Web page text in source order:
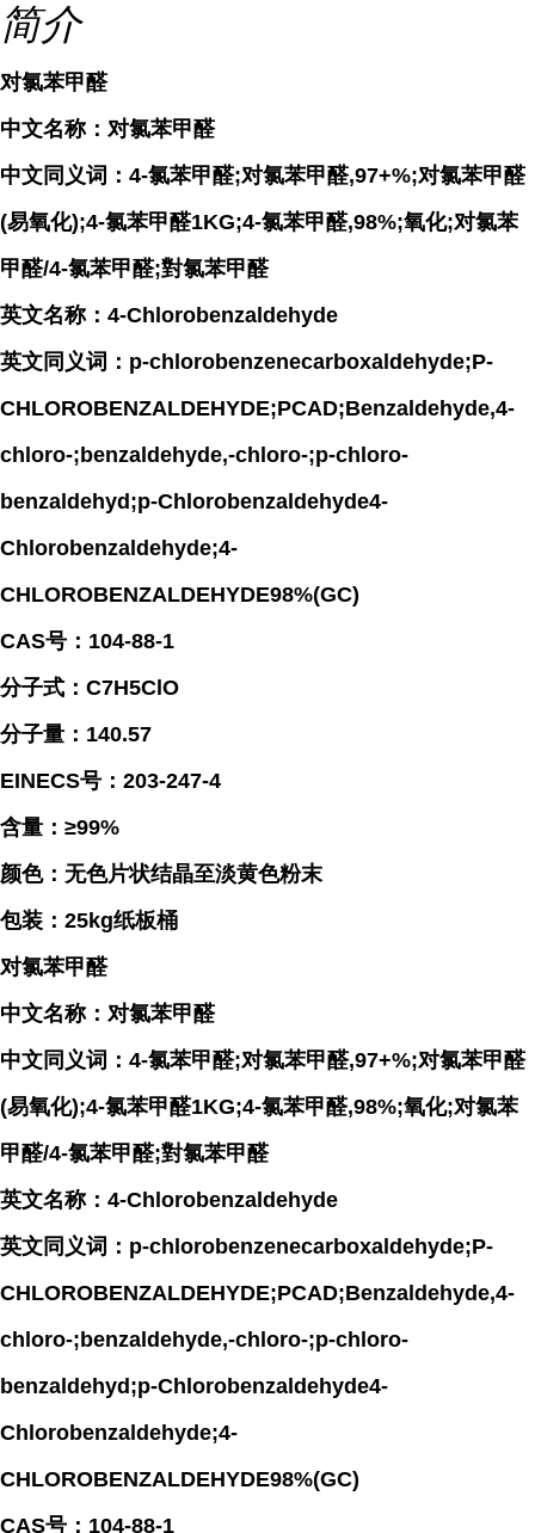
简介
对氯苯甲醛
中文名称：对氯苯甲醛
中文同义词：4-氯苯甲醛;对氯苯甲醛,97+%;对氯苯甲醛
(易氧化);4-氯苯甲醛1KG;4-氯苯甲醛,98%;氧化;对氯苯
甲醛/4-氯苯甲醛;對氯苯甲醛
英文名称：4-Chlorobenzaldehyde
英文同义词：p-chlorobenzenecarboxaldehyde;P-
CHLOROBENZALDEHYDE;PCAD;Benzaldehyde,4-
chloro-;benzaldehyde,-chloro-;p-chloro-
benzaldehyd;p-Chlorobenzaldehyde4-
Chlorobenzaldehyde;4-
CHLOROBENZALDEHYDE98%(GC)
CAS号：104-88-1
分子式：C7H5ClO
分子量：140.57
EINECS号：203-247-4
含量：≥99%
颜色：无色片状结晶至淡黄色粉末
包装：25kg纸板桶
对氯苯甲醛
中文名称：对氯苯甲醛
中文同义词：4-氯苯甲醛;对氯苯甲醛,97+%;对氯苯甲醛
(易氧化);4-氯苯甲醛1KG;4-氯苯甲醛,98%;氧化;对氯苯
甲醛/4-氯苯甲醛;對氯苯甲醛
英文名称：4-Chlorobenzaldehyde
英文同义词：p-chlorobenzenecarboxaldehyde;P-
CHLOROBENZALDEHYDE;PCAD;Benzaldehyde,4-
chloro-;benzaldehyde,-chloro-;p-chloro-
benzaldehyd;p-Chlorobenzaldehyde4-
Chlorobenzaldehyde;4-
CHLOROBENZALDEHYDE98%(GC)
CAS号：104-88-1